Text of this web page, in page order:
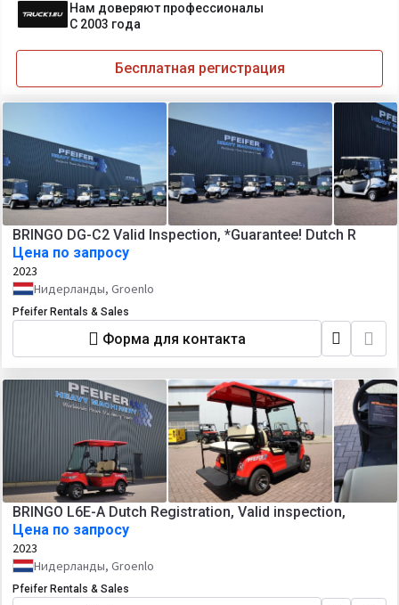
Нам доверяют профессионалы
С 2003 года
Бесплатная регистрация
BRINGO DG-C2 Valid Inspection, *Guarantee! Dutch R
Цена по запросу
2023
Нидерланды, Groenlo
Pfeifer Rentals & Sales
Форма для контакта
BRINGO L6E-A Dutch Registration, Valid inspection,
Цена по запросу
2023
Нидерланды, Groenlo
Pfeifer Rentals & Sales